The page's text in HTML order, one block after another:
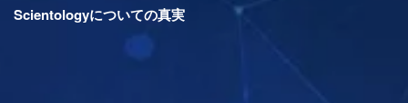
Scientologyについての真実